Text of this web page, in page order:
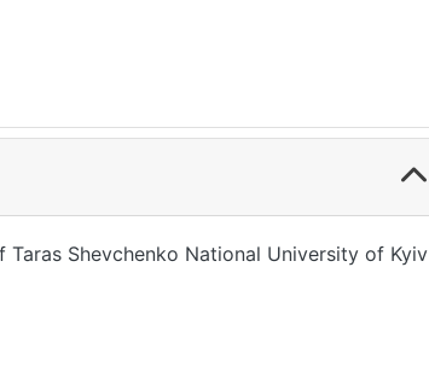
Shevchenko National University of Kyiv